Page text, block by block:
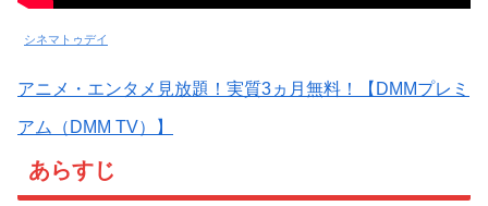
シネマトゥデイ
アニメ・エンタメ見放題！実質3ヵ月無料！【DMMプレミ
アム（DMM TV）】
あらすじ